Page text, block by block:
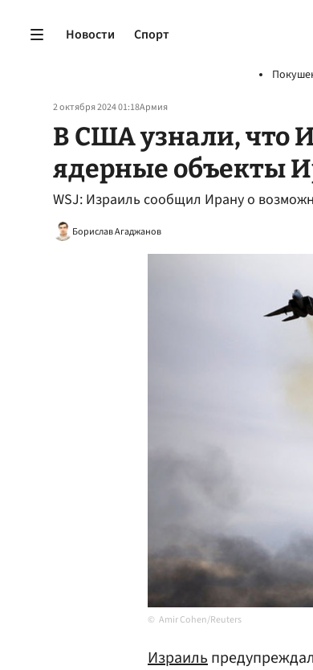
Новости Спорт
2 октября 2024 01:18Армия
В США узнали, что
ядерные объекты
WSJ: Израиль сообщил Ирану о
Борислав Агаджанов
Amir Cohen/Reuters
Израиль